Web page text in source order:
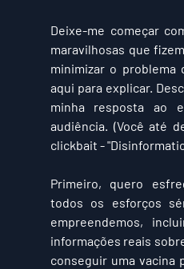
Deixe-me começar
maravilhosas que
minimizar o problema
aqui para explicar.
minha resposta ao
audiência. (Você até
clickbait -
Primeiro, quero
todos os esforços
empreendemos,
informações reais
conseguir uma vacina